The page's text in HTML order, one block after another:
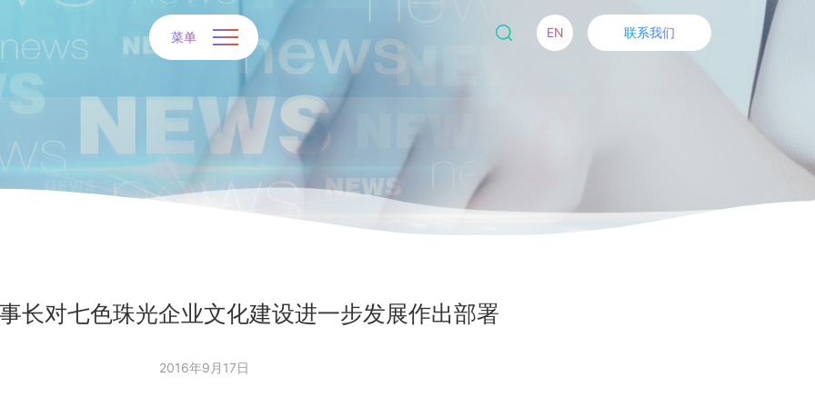
EN 联系我们
菜单
长对七色珠光企业文化建设进一步发展作出部署
2016年9月17日